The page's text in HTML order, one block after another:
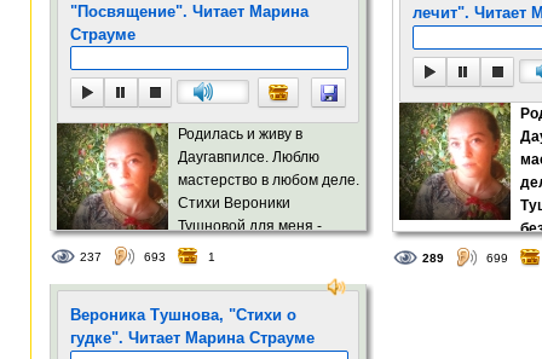
"Посвящение". Читает Марина
Страуме
Родилась и живу в
Даугавпилсе. Люблю
мастерство в любом деле.
Стихи Вероники
Тушновой для меня -
безбрежный океан
женской философии и мудрости.
237 693 1
лечит". Читает
женской
289 699
Вероника Тушнова, "Стихи о
гудке". Читает Марина Страуме